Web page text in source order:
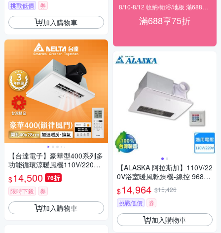
挑戰低價
券
加入購物車
【台達電子】豪華型400系列多
功能循環涼暖風機110V/220V
遙控/線控(VHB40ADMRT-A/V
HB40BDMRT-A)
$14,500 76折
限時下殺 券
加入購物車
滿688享75折
【ALASKA 阿拉斯加】110V/22
0V浴室暖風乾燥機-線控 968SK
N〈不含安裝〉
$14,964 $15,426
挑戰低價
券
加入購物車